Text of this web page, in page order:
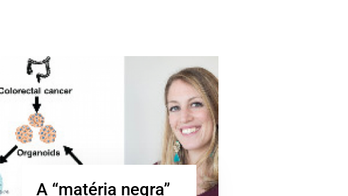
A “matéria negra”